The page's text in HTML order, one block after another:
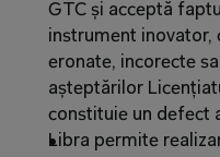
GTC și acceptă
instrument inovator,
eronate, incorecte
așteptărilor
constituie un defect
Libra permite